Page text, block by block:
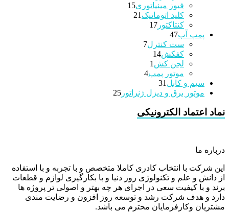
محصولاتفیوز مینیاتوری15
کلید اتوماتیک 21
کنتاکتور 17
پمپ آب47
47
محصولات
ست کنترل7
کفکش14
محصولات لجن کش 1
محصولاتموتور پمپ4
4
سیم و کابل 31
محصولات
موتور برق و دیزل ژنراتور 25
نماد اعتماد الکترونیکی
درباره ما
این شرکت با انتخاب کادری کاملا متخصص و با تجربه و با استفاده
از دانش و علم و تکنولوژی روز دنیا و با بکارگیری لوازم و قطعات
برند و با کیفیت سعی در اجرای هر چه بهتر و اصولی تر پروژه ها
دارد و هدف شرکت رشد و توسعه روز افزون و رضایت مندی
مشتریان وکارفرمایان محترم می باشد.